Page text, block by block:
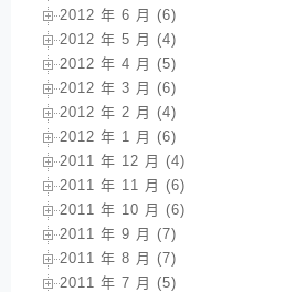
2012 年 6 月 (6)
2012 年 5 月 (4)
2012 年 4 月 (5)
2012 年 3 月 (6)
2012 年 2 月 (4)
2012 年 1 月 (6)
2011 年 12 月 (4)
2011 年 11 月 (6)
2011 年 10 月 (6)
2011 年 9 月 (7)
2011 年 8 月 (7)
2011 年 7 月 (5)